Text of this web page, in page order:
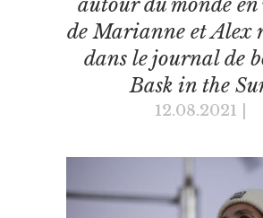
autour du monde
de Marianne et Alex
dans le journal de
Bask in the
12.08.2021